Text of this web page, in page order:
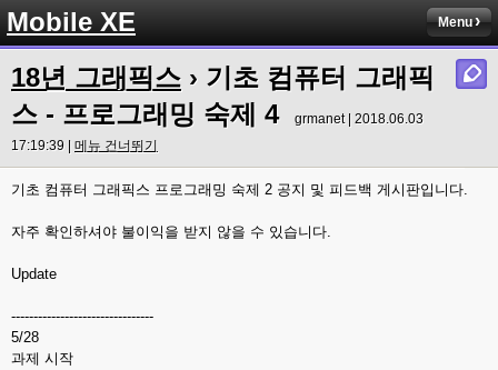
Mobile XE Menu
18년 그래픽스 › 기초 컴퓨터 그래픽
스 - 프로그래밍 숙제 4
grmanet | 2018.06.03
17:19:39 | 메뉴 건너뛰기
기초 컴퓨터 그래픽스 프로그래밍 숙제 2 공지 및 피드백 게시판입니다.
자주 확인하셔야 불이익을 받지 않을 수 있습니다.
Update
--------------------------------
5/28
과제 시작